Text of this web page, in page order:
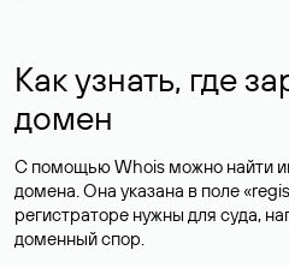
Как узнать, где
домен
С помощью Whois можно найти
домена. Она указана в поле
регистраторе нужны для суда,
доменный спор.